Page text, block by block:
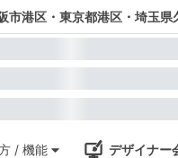
市港区・東京都港区・埼玉
/ 機能 デザイナー